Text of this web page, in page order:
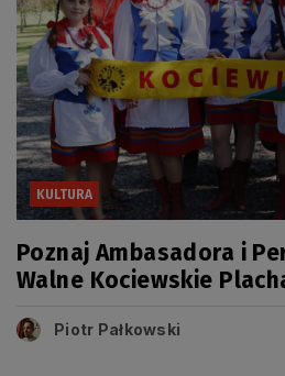
KULTURA
Poznaj Ambasadora i
Walne Kociewskie
Piotr Pałkowski